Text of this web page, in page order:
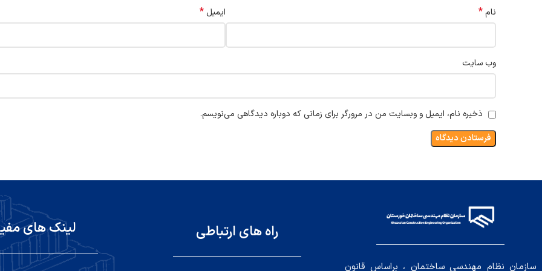
نام* ایمیل *
وب‌ سایت
ذخیره نام، ایمیل و وبسایت من در مرورگر برای زمانی که دوباره دیدگاهی می‌نویسم.
سازمان نظام مهندسی ساختمان ، براساس قانون
راه های ارتباطی لینک های